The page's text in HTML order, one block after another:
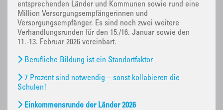
entsprechenden Länder und Kommunen sowie rund eine
Million Versorgungsempfängerinnen und
Versorgungsempfänger. Es sind noch zwei weitere
Verhandlungsrunden für den 15./16. Januar sowie den
11.-13. Februar 2026 vereinbart.
Berufliche Bildung ist ein Standortfaktor
7 Prozent sind notwendig – sonst kollabieren die
Schulen!
Einkommensrunde der Länder 2026